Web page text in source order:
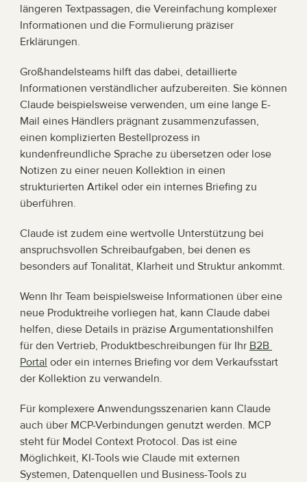
längeren Textpassagen, die Vereinfachung komplexer
Informationen und die Formulierung präziser
Erklärungen.
Großhandelsteams hilft das dabei, detaillierte
Informationen verständlicher aufzubereiten. Sie können
Claude beispielsweise verwenden, um eine lange E-
Mail eines Händlers prägnant zusammenzufassen,
einen komplizierten Bestellprozess in
kundenfreundliche Sprache zu übersetzen oder lose
Notizen zu einer neuen Kollektion in einen
strukturierten Artikel oder ein internes Briefing zu
überführen.
Claude ist zudem eine wertvolle Unterstützung bei
anspruchsvollen Schreibaufgaben, bei denen es
besonders auf Tonalität, Klarheit und Struktur ankommt.
Wenn Ihr Team beispielsweise Informationen über eine
neue Produktreihe vorliegen hat, kann Claude dabei
helfen, diese Details in präzise Argumentationshilfen
für den Vertrieb, Produktbeschreibungen für Ihr B2B
Portal oder ein internes Briefing vor dem Verkaufsstart
der Kollektion zu verwandeln.
Für komplexere Anwendungsszenarien kann Claude
auch über MCP-Verbindungen genutzt werden. MCP
steht für Model Context Protocol. Das ist eine
Möglichkeit, KI-Tools wie Claude mit externen
Systemen, Datenquellen und Business-Tools zu